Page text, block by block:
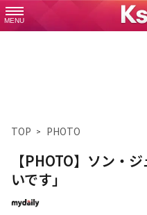
MENU
TOP PHOTO
【PHOTO】ソン・
いです」